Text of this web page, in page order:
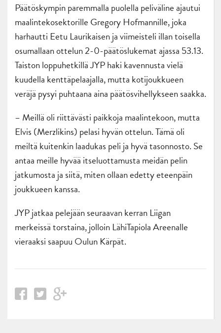
Päätöskympin paremmalla puolella peliväline ajautui
maalintekosektorille Gregory Hofmannille, joka
harhautti Eetu Laurikaisen ja viimeisteli illan toisella
osumallaan ottelun 2-0-päätöslukemat ajassa 53.13.
Taiston loppuhetkillä JYP haki kavennusta vielä
kuudella kenttäpelaajalla, mutta kotijoukkueen
veräjä pysyi puhtaana aina päätösvihellykseen saakka.
– Meillä oli riittävästi paikkoja maalintekoon, mutta
Elvis (Merzlikins) pelasi hyvän ottelun. Tämä oli
meiltä kuitenkin laadukas peli ja hyvä tasonnosto. Se
antaa meille hyvää itseluottamusta meidän pelin
jatkumosta ja siitä, miten ollaan edetty eteenpäin
joukkueen kanssa.
JYP jatkaa pelejään seuraavan kerran Liigan
merkeissä torstaina, jolloin LähiTapiola Areenalle
vieraaksi saapuu Oulun Kärpät.